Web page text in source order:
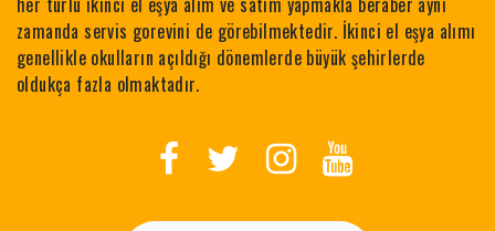
zamanda servis gorevini de görebilmektedir. İkinci el eşya alımı
genellikle okulların açıldığı dönemlerde büyük şehirlerde
oldukça fazla olmaktadır.